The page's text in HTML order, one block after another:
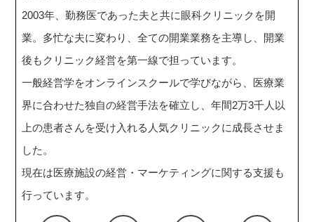
2003年、勤務医であった夫と共に眼科クリニックを開
業。多忙な夫に変わり、全ての開業業務を主導し、開業
後もクリニック経営を第一線で担っています。
一般経営学をオンラインスクールで学びながら、医療業
界に合わせた独自の経営手法を確立し、年間2万3千人以
上の患者さんを受け入れる人気クリニックに成長させま
した。
現在は医療施設の経営・マーケティングに関する支援も
行っています。